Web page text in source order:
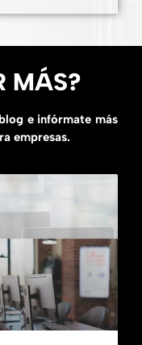
MÁS?
e infórmate más
empresas.